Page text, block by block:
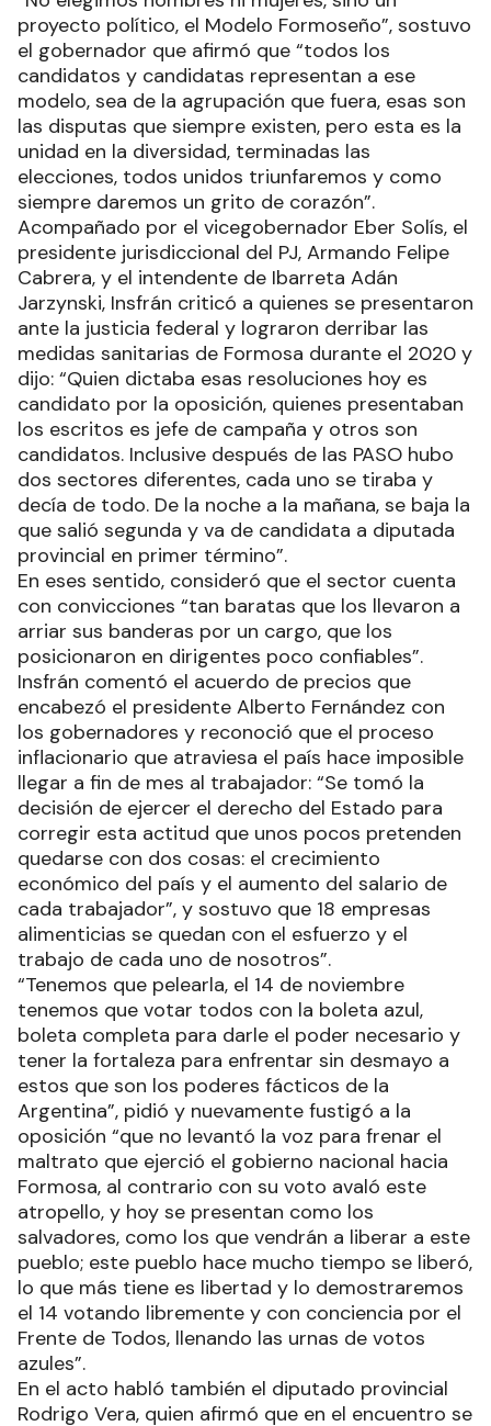
proyecto político, el Modelo Formoseño”, sostuvo
el gobernador que afirmó que “todos los
candidatos y candidatas representan a ese
modelo, sea de la agrupación que fuera, esas son
las disputas que siempre existen, pero esta es la
unidad en la diversidad, terminadas las
elecciones, todos unidos triunfaremos y como
siempre daremos un grito de corazón”.
Acompañado por el vicegobernador Eber Solís, el
presidente jurisdiccional del PJ, Armando Felipe
Cabrera, y el intendente de Ibarreta Adán
Jarzynski, Insfrán criticó a quienes se presentaron
ante la justicia federal y lograron derribar las
medidas sanitarias de Formosa durante el 2020 y
dijo: “Quien dictaba esas resoluciones hoy es
candidato por la oposición, quienes presentaban
los escritos es jefe de campaña y otros son
candidatos. Inclusive después de las PASO hubo
dos sectores diferentes, cada uno se tiraba y
decía de todo. De la noche a la mañana, se baja la
que salió segunda y va de candidata a diputada
provincial en primer término”.
En eses sentido, consideró que el sector cuenta
con convicciones “tan baratas que los llevaron a
arriar sus banderas por un cargo, que los
posicionaron en dirigentes poco confiables”.
Insfrán comentó el acuerdo de precios que
encabezó el presidente Alberto Fernández con
los gobernadores y reconoció que el proceso
inflacionario que atraviesa el país hace imposible
llegar a fin de mes al trabajador: “Se tomó la
decisión de ejercer el derecho del Estado para
corregir esta actitud que unos pocos pretenden
quedarse con dos cosas: el crecimiento
económico del país y el aumento del salario de
cada trabajador”, y sostuvo que 18 empresas
alimenticias se quedan con el esfuerzo y el
trabajo de cada uno de nosotros”.
“Tenemos que pelearla, el 14 de noviembre
tenemos que votar todos con la boleta azul,
boleta completa para darle el poder necesario y
tener la fortaleza para enfrentar sin desmayo a
estos que son los poderes fácticos de la
Argentina”, pidió y nuevamente fustigó a la
oposición “que no levantó la voz para frenar el
maltrato que ejerció el gobierno nacional hacia
Formosa, al contrario con su voto avaló este
atropello, y hoy se presentan como los
salvadores, como los que vendrán a liberar a este
pueblo; este pueblo hace mucho tiempo se liberó,
lo que más tiene es libertad y lo demostraremos
el 14 votando libremente y con conciencia por el
Frente de Todos, llenando las urnas de votos
azules”.
En el acto habló también el diputado provincial
Rodrigo Vera, quien afirmó que en el encuentro se